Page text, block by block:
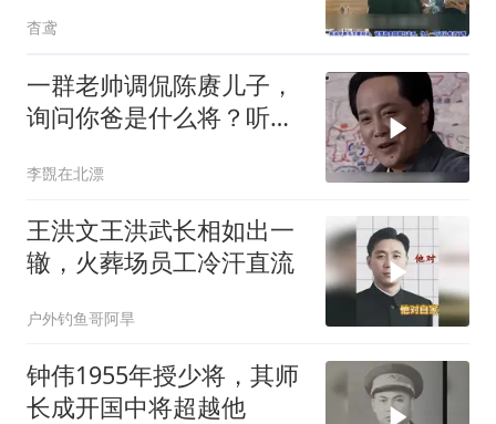
杳鸢
一群老帅调侃陈赓儿子，
询问你爸是什么将？听到
李覴在北漂
王洪文王洪武长相如出一
辙，火葬场员工冷汗直流
户外钓鱼哥阿旱
钟伟1955年授少将，其师
长成开国中将超越他